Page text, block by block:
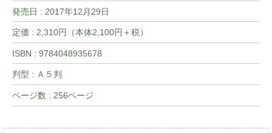
発売日 : 2017年12月29日
定価 : 2,310円（本体2,100円＋税）
ISBN : 9784048935678
判型 : Ａ５判
ページ数 : 256ページ